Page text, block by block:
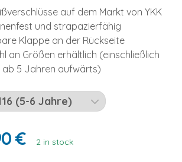
auf dem Markt von YKK
und strapazierfähig
Klappe an der Rückseite
an Größen erhältlich (einschließlich
ab 5 Jahren aufwärts)
€ 2 in stock